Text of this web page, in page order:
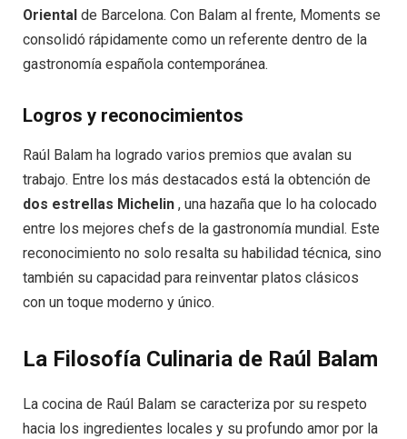
Oriental de Barcelona. Con Balam al frente, Moments se
consolidó rápidamente como un referente dentro de la
gastronomía española contemporánea.
Logros y reconocimientos
Raúl Balam ha logrado varios premios que avalan su
trabajo. Entre los más destacados está la obtención de
dos estrellas Michelin , una hazaña que lo ha colocado
entre los mejores chefs de la gastronomía mundial. Este
reconocimiento no solo resalta su habilidad técnica, sino
también su capacidad para reinventar platos clásicos
con un toque moderno y único.
La Filosofía Culinaria de Raúl Balam
La cocina de Raúl Balam se caracteriza por su respeto
hacia los ingredientes locales y su profundo amor por la